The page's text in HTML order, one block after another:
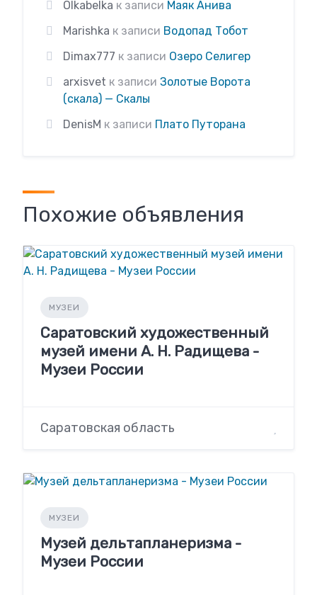
Olkabelka к записи Маяк Анива
Marishka к записи Водопад Тобот
Dimax777 к записи Озеро Селигер
arxisvet к записи Золотые Ворота
(скала) — Скалы
DenisM к записи Плато Путорана
Похожие объявления
МУЗЕИ
Саратовский художественный
музей имени А. Н. Радищева -
Музеи России
Саратовская область
МУЗЕИ
Музей дельтапланеризма -
Музеи России